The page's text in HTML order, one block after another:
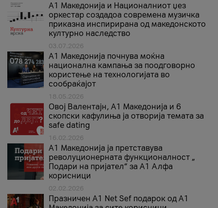
А1 Македонија и Националниот џез
оркестар создадоа современа музичка
приказна инспирирана од македонското
културно наследство
03.07.2026
A1 Македонија почнува моќна
национална кампања за поодговорно
користење на технологијата во
сообраќајот
18.05.2026
Овој Валентајн, A1 Македонија и 6
скопски кафулиња ја отворија темата за
safe dating
16.02.2026
А1 Македонија ја претставува
револуционерната функционалност „
Подари на пријател“ за А1 Алфа
корисници
02.02.2026
Празничен A1 Net Sеf подарок од А1